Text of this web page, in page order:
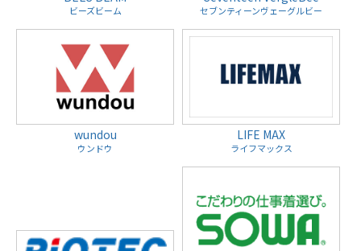
ビーズビーム セブンティーンヴェーグルビー
wundou
ウンドウ
LIFE MAX
ライフマックス